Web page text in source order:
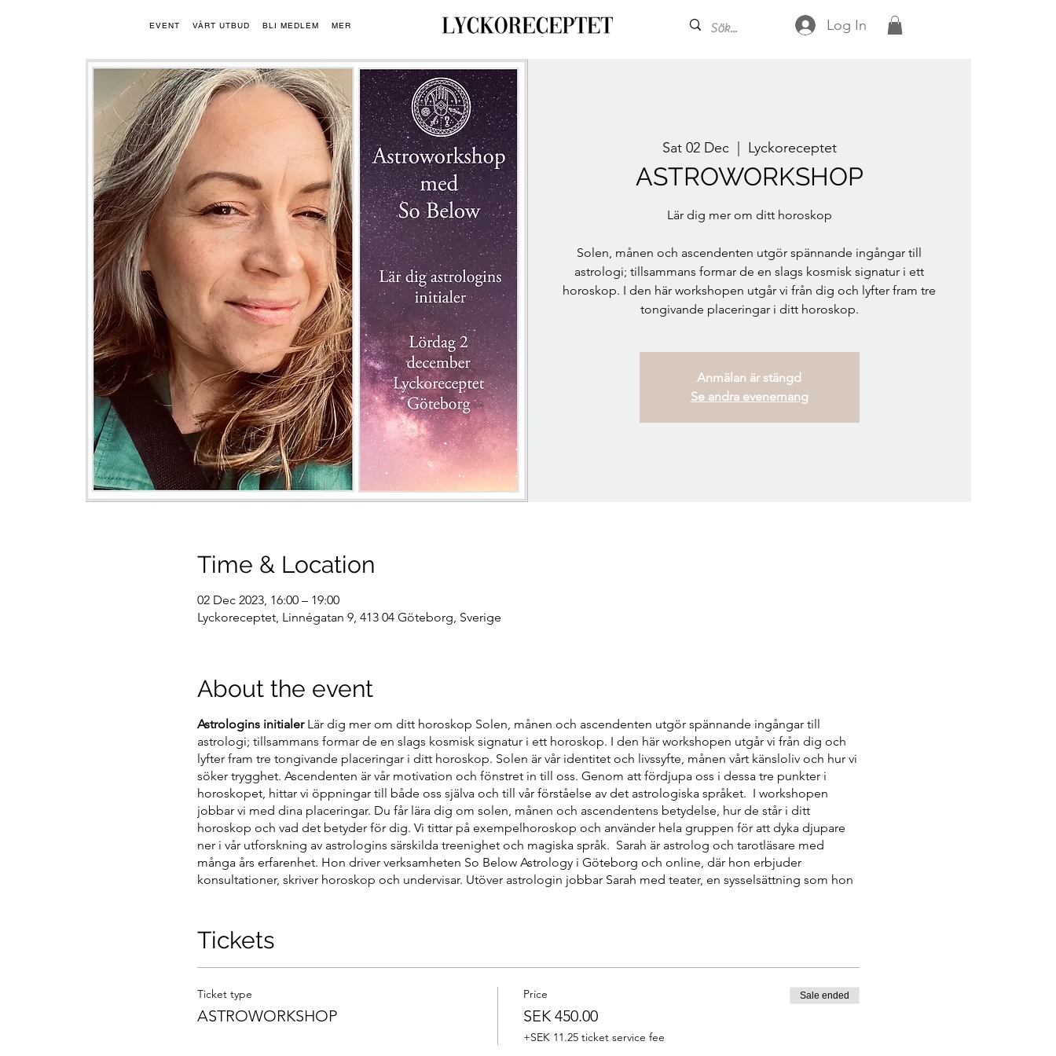
EVENT VÅRT UTBUD BLI MEDLEM MER Log In
Sat 02 Dec
  |
Lyckoreceptet
ASTROWORKSHOP
Lär dig mer om ditt horoskop
Solen, månen och ascendenten utgör spännande ingångar till
astrologi; tillsammans formar de en slags kosmisk signatur i ett
horoskop. I den här workshopen utgår vi från dig och lyfter fram tre
tongivande placeringar i ditt horoskop.
Anmälan är stängd
Se andra evenemang
Time & Location
02 Dec 2023, 16:00 – 19:00
Lyckoreceptet, Linnégatan 9, 413 04 Göteborg, Sverige
About the event
Astrologins initialerLär dig mer om ditt horoskop Solen, månen och ascendenten utgör spännande ingångar till
astrologi; tillsammans formar de en slags kosmisk signatur i ett horoskop. I den här workshopen utgår vi från dig och
lyfter fram tre tongivande placeringar i ditt horoskop. Solen är vår identitet och livssyfte, månen vårt känsloliv och hur vi
söker trygghet. Ascendenten är vår motivation och fönstret in till oss. Genom att fördjupa oss i dessa tre punkter i
horoskopet, hittar vi öppningar till både oss själva och till vår förståelse av det astrologiska språket. I workshopen
jobbar vi med dina placeringar. Du får lära dig om solen, månen och ascendentens betydelse, hur de står i ditt
horoskop och vad det betyder för dig. Vi tittar på exempelhoroskop och använder hela gruppen för att dyka djupare
ner i vår utforskning av astrologins särskilda treenighet och magiska språk. Sarah är astrolog och tarotläsare med
många års erfarenhet. Hon driver verksamheten So Below Astrology i Göteborg och online, där hon erbjuder
konsultationer, skriver horoskop och undervisar. Utöver astrologin jobbar Sarah med teater, en sysselsättning som hon
ascendenten i de olika tecknen och en beskrivning av dessa tre punkter i ditt eget horoskop. Workshopen vänder sig
till dig som är nyfiken på att lära dig mer om astrologi, passar för både nybörjare och som fördjupning för dig som
redan kan litegrann. VI jobbar interaktivt och du får chans att lära dig mer om just ditt horoskop.
Tickets
Ticket type
ASTROWORKSHOP
Price
SEK 450.00
+SEK 11.25 ticket service fee
Sale ended